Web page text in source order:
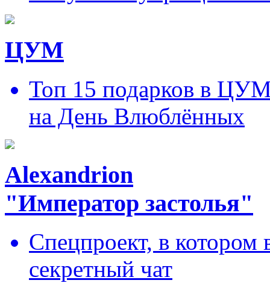
ЦУМ
Топ 15 подарков в
на День Влюблённых
Alexandrion
"Император застолья"
Спецпроект, в котором
секретный чат